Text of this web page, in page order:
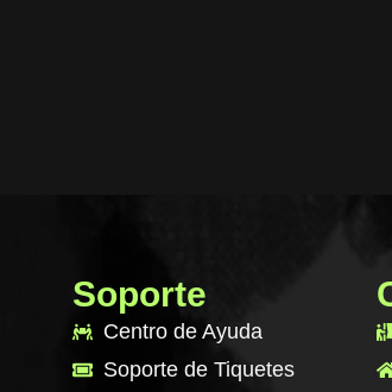
Soporte
Centro de Ayuda
Soporte de Tiquetes